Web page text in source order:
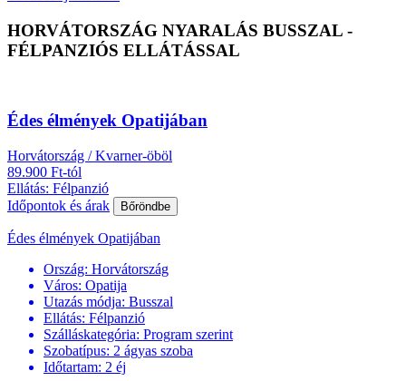
HORVÁTORSZÁG NYARALÁS BUSSZAL -
FÉLPANZIÓS ELLÁTÁSSAL
Édes élmények Opatijában
Horvátország / Kvarner-öböl
89.900 Ft-tól
Ellátás: Félpanzió
Időpontok és árak
Bőröndbe
Édes élmények Opatijában
Ország: Horvátország
Város: Opatija
Utazás módja: Busszal
Ellátás: Félpanzió
Szálláskategória: Program szerint
Szobatípus: 2 ágyas szoba
Időtartam: 2 éj